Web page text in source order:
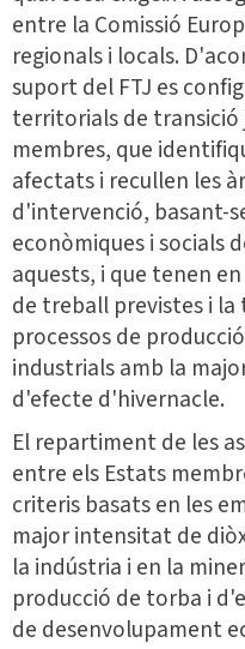
entre la Comissió
regionals i locals.
suport del FTJ es
territorials de
membres, que
afectats i recullen les
d'intervenció, basant-
econòmiques i socials
aquests, i que tenen
de treball previstes i
processos de
industrials amb la
d'efecte d'hivernacle.
El repartiment de les
entre els Estats
criteris basats en les
major intensitat de
la indústria i en la
producció de torba i
de desenvolupament